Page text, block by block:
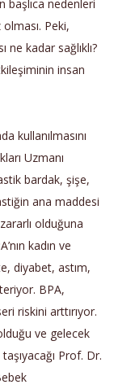
başlıca nedenleri
Peki,
kadar sağlıklı?
insan
kullanılmasını
Uzmanı
bardak, şişe,
ana maddesi
olduğuna
kadın ve
diyabet, astım,
BPA,
riskini arttırıyor.
ve gelecek
Prof. Dr.